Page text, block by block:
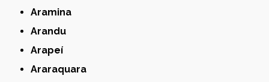
Aramina
Arandu
Arapeí
Araraquara